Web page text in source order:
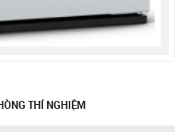
THÍ NGHIỆM